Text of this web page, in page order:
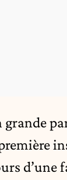
grande
d’une